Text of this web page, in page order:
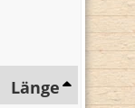
Länge